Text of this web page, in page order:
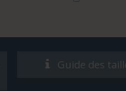
Guide des